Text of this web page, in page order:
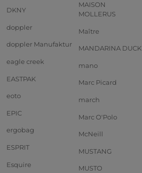
DKNY
doppler
doppler Manufaktur
eagle creek
EASTPAK
eoto
EPIC
ergobag
ESPRIT
Esquire
MAISON
MOLLERUS
Maître
MANDARINA DUCK
mano
Marc Picard
march
Marc O'Polo
McNeill
MUSTANG
MUSTO